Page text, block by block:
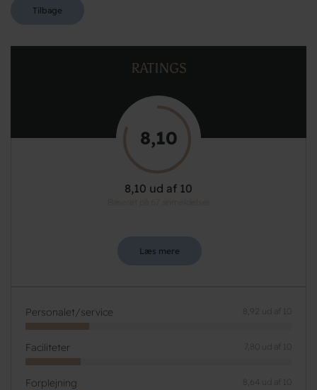
Tilbage
RATINGS
8,10
8,10 ud af 10
Læs mere
Personalet/service 8,92 ud af 10
Faciliteter 7,80 ud af 10
Forplejning 8,64 ud af 10